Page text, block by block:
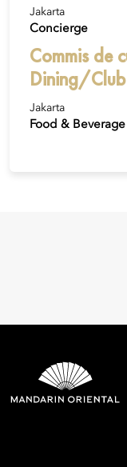
Jakarta
Concierge
Commis de
Dining/
Jakarta
Food & Beverage